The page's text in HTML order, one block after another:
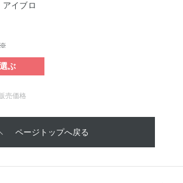
イブロ
※
ぶ
売価格
ページトップへ戻る